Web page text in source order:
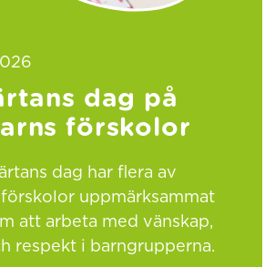
dag på
förskolor
dag har flera av
förskolor uppmärksammat
att arbeta med vänskap,
respekt i barngrupperna.